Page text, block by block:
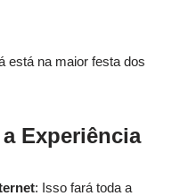
está na maior festa dos
Experiência
: Isso fará toda a